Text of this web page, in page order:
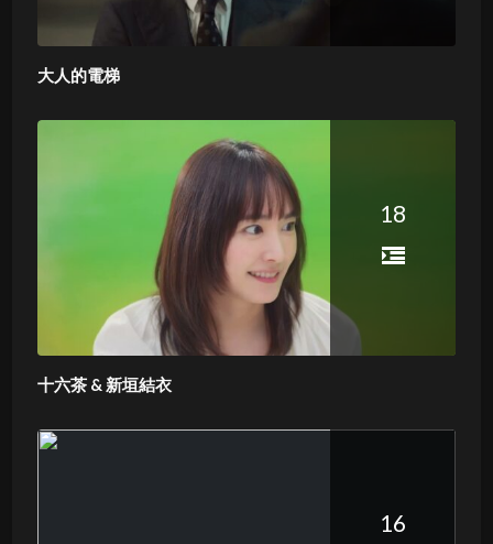
大人的電梯
18
十六茶 & 新垣結衣
16